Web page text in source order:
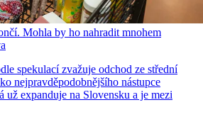
Mohla by ho nahradit mnohem
spekulací zvažuje odchod ze střední
nejpravděpodobnějšího nástupce
už expanduje na Slovensku a je mezi